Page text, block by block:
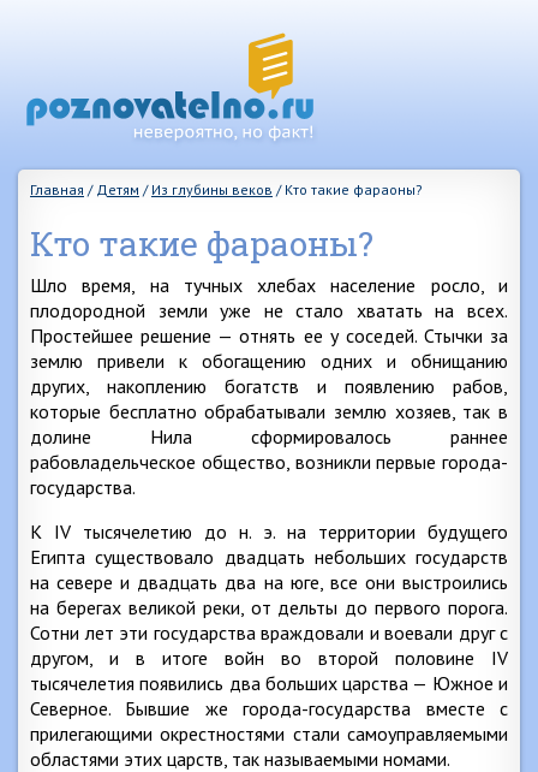
Главная / Детям / Из глубины веков / Кто такие фараоны?
Кто такие фараоны?
Шло время, на тучных хлебах население росло, и
плодородной земли уже не стало хватать на всех.
Простейшее решение — отнять ее у соседей. Стычки за
землю привели к обогащению одних и обнищанию
других, накоплению богатств и появлению рабов,
которые бесплатно обрабатывали землю хозяев, так в
долине Нила сформировалось раннее
рабовладельческое общество, возникли первые города-
государства.
К IV тысячелетию до н. э. на территории будущего
Египта существовало двадцать небольших государств
на севере и двадцать два на юге, все они выстроились
на берегах великой реки, от дельты до первого порога.
Сотни лет эти государства враждовали и воевали друг с
другом, и в итоге войн во второй половине IV
тысячелетия появились два больших царства — Южное и
Северное. Бывшие же города-государства вместе с
прилегающими окрестностями стали самоуправляемыми
областями этих царств, так называемыми номами.